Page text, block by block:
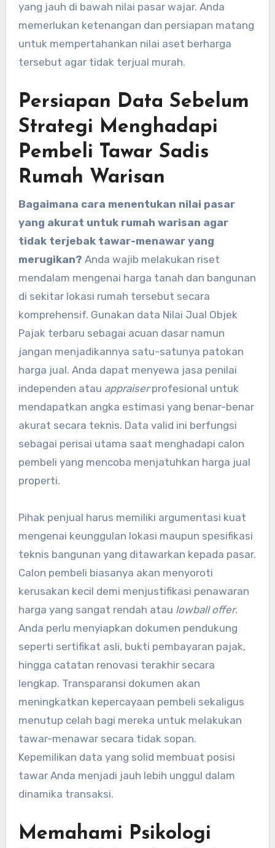
yang jauh di bawah nilai pasar wajar. Anda
memerlukan ketenangan dan persiapan matang
untuk mempertahankan nilai aset berharga
tersebut agar tidak terjual murah.
Persiapan Data Sebelum
Strategi Menghadapi
Pembeli Tawar Sadis
Rumah Warisan
Bagaimana cara menentukan nilai pasar
yang akurat untuk rumah warisan agar
tidak terjebak tawar-menawar yang
merugikan? Anda wajib melakukan riset
mendalam mengenai harga tanah dan bangunan
di sekitar lokasi rumah tersebut secara
komprehensif. Gunakan data Nilai Jual Objek
Pajak terbaru sebagai acuan dasar namun
jangan menjadikannya satu-satunya patokan
harga jual. Anda dapat menyewa jasa penilai
independen atau appraiserprofesional untuk
mendapatkan angka estimasi yang benar-benar
akurat secara teknis. Data valid ini berfungsi
sebagai perisai utama saat menghadapi calon
pembeli yang mencoba menjatuhkan harga jual
properti.
Pihak penjual harus memiliki argumentasi kuat
mengenai keunggulan lokasi maupun spesifikasi
teknis bangunan yang ditawarkan kepada pasar.
Calon pembeli biasanya akan menyoroti
kerusakan kecil demi menjustifikasi penawaran
harga yang sangat rendah atau lowball offer.
Anda perlu menyiapkan dokumen pendukung
seperti sertifikat asli, bukti pembayaran pajak,
hingga catatan renovasi terakhir secara
lengkap. Transparansi dokumen akan
meningkatkan kepercayaan pembeli sekaligus
menutup celah bagi mereka untuk melakukan
tawar-menawar secara tidak sopan.
Kepemilikan data yang solid membuat posisi
tawar Anda menjadi jauh lebih unggul dalam
dinamika transaksi.
Memahami Psikologi